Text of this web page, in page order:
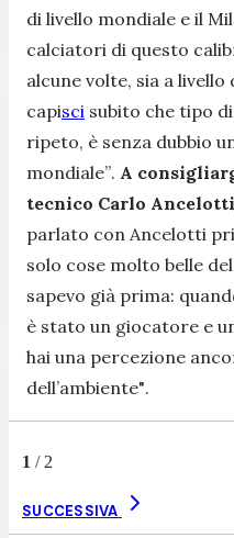
di livello mondiale e il
calciatori di questo
alcune volte, sia a livello
capisci subito che tipo
ripeto, è senza dubbio
mondiale”. A
tecnico Carlo Ancelotti
parlato con Ancelotti
solo cose molto belle
sapevo già prima:
è stato un giocatore e
hai una percezione
dell’ambiente".
1 / 2
SUCCESSIVA